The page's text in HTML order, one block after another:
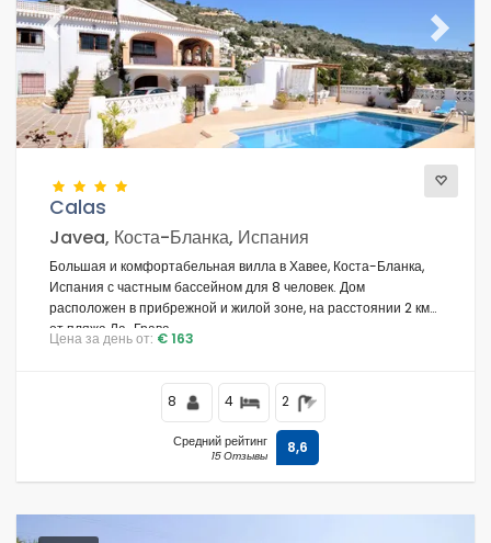
Previous Next
Calas
Javea, Коста-Бланка, Испания
Большая и комфортабельная вилла в Хавее, Коста-Бланка,
Испания с частным бассейном для 8 человек. Дом
расположен в прибрежной и жилой зоне, на расстоянии 2 км
от пляжа Ла-Грава.
Цена за день от: € 163
8 4 2
Средний рейтинг
15 Отзывы 8,6